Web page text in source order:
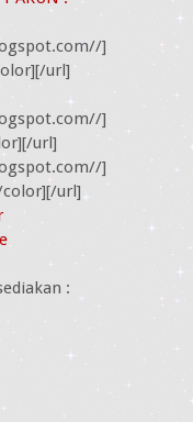
]
url]
]
url]
]
color][/url]
: